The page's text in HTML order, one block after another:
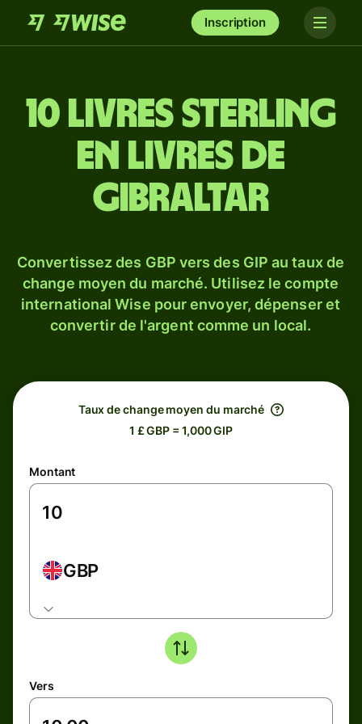
Inscription
10 livres sterling
en livres de
Gibraltar
Convertissez des GBP vers des GIP au taux de
change moyen du marché. Utilisez le compte
international Wise pour envoyer, dépenser et
convertir de l'argent comme un local.
Taux de change moyen du marché
1 £ GBP = 1,000 GIP
Montant
GBP
Vers